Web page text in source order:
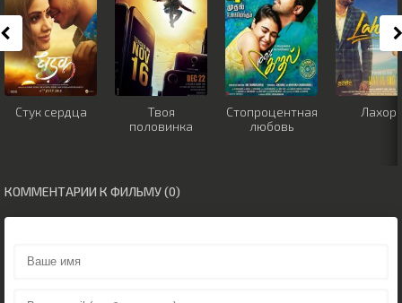
Стук сердца
Твоя
половинка
Стопроцентная
любовь
КОММЕНТАРИИ К ФИЛЬМУ (0)